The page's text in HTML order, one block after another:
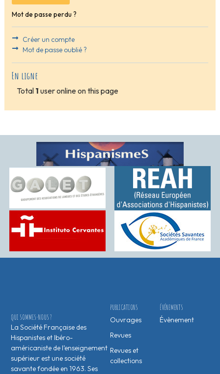
Mot de passe perdu ?
Créer un compte
Mot de passe oublié ?
En ligne
Total 1 user online on this page
ÉVÉNEMENTS
Évènement
PUBLICATIONS
Ouvrages
Revues
Revues et
collections
QUI SOMMES-NOUS ?
La Société Française des
Hispanistes et Ibéro-
américaniste de l’enseignement
supérieur est une société
savante fondée en 1963. Ses